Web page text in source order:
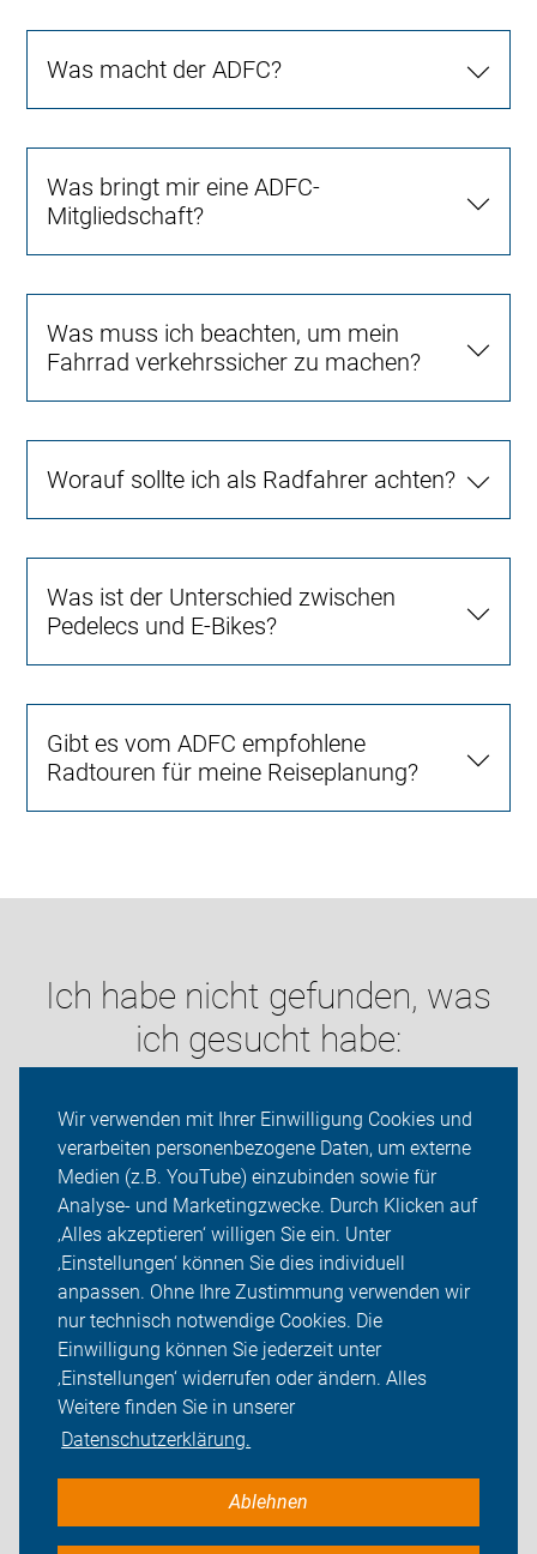
Wir verwenden mit Ihrer Einwilligung Cookies und
verarbeiten personenbezogene Daten, um externe
Medien (z.B. YouTube) einzubinden sowie für
Analyse- und Marketingzwecke. Durch Klicken auf
‚Alles akzeptieren‘ willigen Sie ein. Unter
‚Einstellungen‘ können Sie dies individuell
anpassen. Ohne Ihre Zustimmung verwenden wir
nur technisch notwendige Cookies. Die
Einwilligung können Sie jederzeit unter
‚Einstellungen‘ widerrufen oder ändern. Alles
Weitere finden Sie in unserer
Datenschutzerklärung.
Ablehnen
Was macht der ADFC?
Was bringt mir eine ADFC-
Mitgliedschaft?
Was muss ich beachten, um mein
Fahrrad verkehrssicher zu machen?
Worauf sollte ich als Radfahrer achten?
Was ist der Unterschied zwischen
Pedelecs und E-Bikes?
Gibt es vom ADFC empfohlene
Radtouren für meine Reiseplanung?
Ich habe nicht gefunden, was
ich gesucht habe:
Aktuelles
Themen
Unsere Angebote
ADFC in Münster